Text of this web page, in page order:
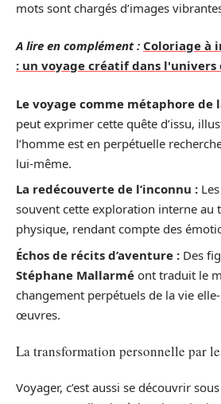
mots sont chargés d’images
A lire en complément : Coloriage à
: un voyage créatif dans l'univers
Le voyage comme métaphore de
peut exprimer cette quête d’issu,
l’homme est en perpétuelle
lui-même.
La redécouverte de l’inconnu :
souvent cette exploration interne au
physique, rendant compte des
Échos de récits d’aventure : Des
Stéphane Mallarmé ont traduit le
changement perpétuels de la vie
œuvres.
La transformation personnelle par
Voyager, c’est aussi se découvrir